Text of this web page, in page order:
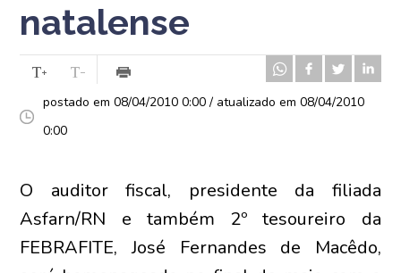
natalense
postado em 08/04/2010 0:00 / atualizado em 08/04/2010
0:00
O auditor fiscal, presidente da filiada
Asfarn/RN e também 2º tesoureiro da
FEBRAFITE, José Fernandes de Macêdo,